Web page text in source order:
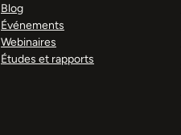
Blog
Événements
Webinaires
Études et rapports